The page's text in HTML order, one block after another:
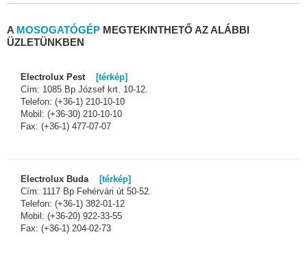
A MOSOGATÓGÉP MEGTEKINTHETŐ AZ ALÁBBI
ÜZLETÜNKBEN
Electrolux Pest [térkép]
Cím: 1085 Bp József krt. 10-12.
Telefon: (+36-1) 210-10-10
Mobil: (+36-30) 210-10-10
Fax: (+36-1) 477-07-07
Electrolux Buda [térkép]
Cím: 1117 Bp Fehérvári út 50-52.
Telefon: (+36-1) 382-01-12
Mobil: (+36-20) 922-33-55
Fax: (+36-1) 204-02-73